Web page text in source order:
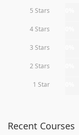
5 Stars
4 Stars
3 Stars
2 Stars
1 Star
Recent Courses